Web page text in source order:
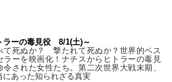
ラーの毒見役 8/1(土)～
て死ぬか？ 撃たれて死ぬか？世界的ベス
ラーを映画化！ナチスからヒトラーの毒見
令された女性たち。第二次世界大戦末期、
にあった知られざる真実